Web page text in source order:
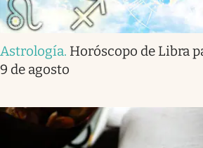
Astrología. Horóscopo de Libra
9 de agosto